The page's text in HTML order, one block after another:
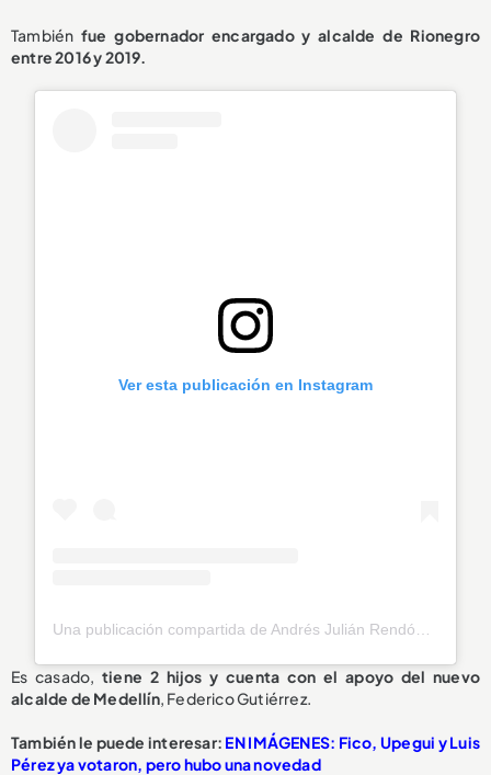
También fue gobernador encargado y alcalde de Rionegro
entre 2016 y 2019.
Ver esta publicación en Instagram
Es casado,tiene 2 hijos y cuenta con el apoyo del nuevo
alcalde de Medellín, Federico Gutiérrez.
También le puede interesar: EN IMÁGENES: Fico, Upegui y Luis
Pérez ya votaron, pero hubo una novedad